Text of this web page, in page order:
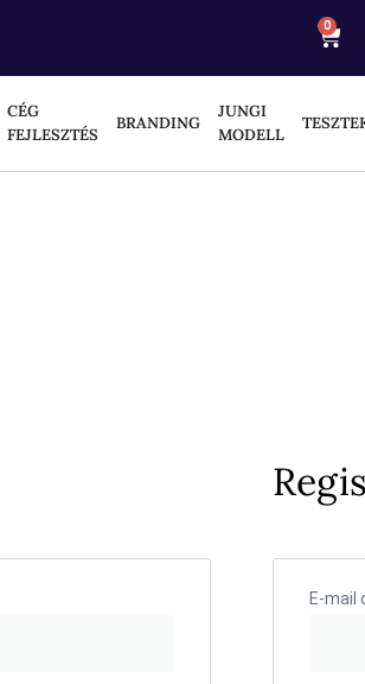
0
CÉG
FEJLESZTÉS
BRANDING
JUNGI
MODELL
E-mail